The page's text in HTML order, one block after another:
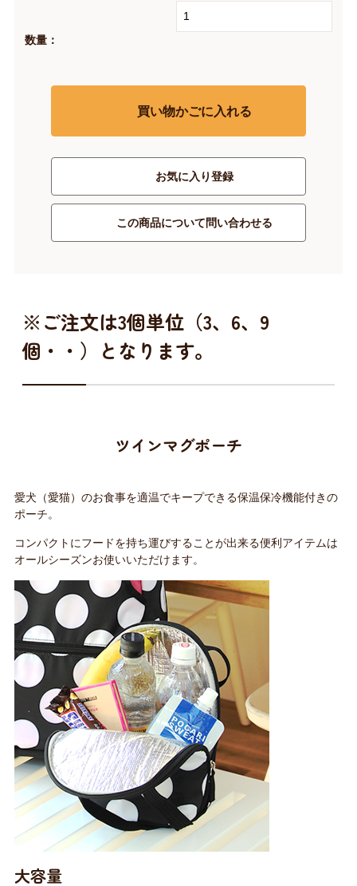
数量：
買い物かごに入れる
お気に入り登録
この商品について問い合わせる
※ご注文は3個単位（3、6、9
個・・）となります。
ツインマグポーチ
愛犬（愛猫）のお食事を適温でキープできる保温保冷機能付きの
ポーチ。
コンパクトにフードを持ち運びすることが出来る便利アイテムは
オールシーズンお使いいただけます。
大容量